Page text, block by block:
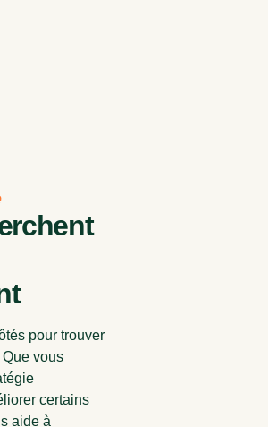
pour trouver
vous
certains
aide à